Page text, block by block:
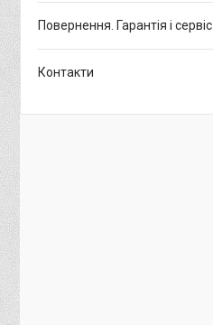
Повернення. Гарантія і сервіс
Контакти